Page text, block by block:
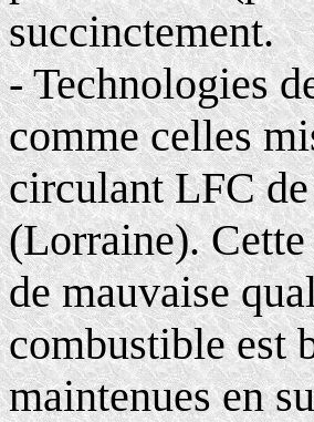
succinctement.
- Technologies
comme celles
circulant LFC
(Lorraine).
de mauvaise
combustible est
maintenues en